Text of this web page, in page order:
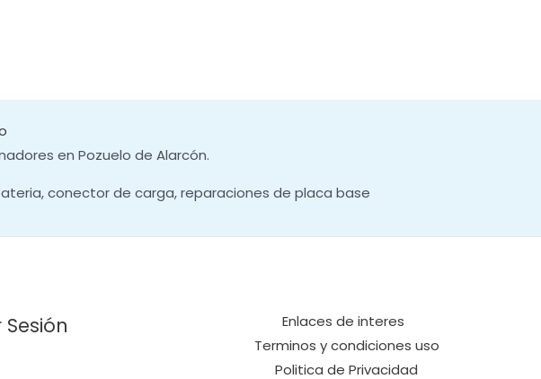
en Pozuelo de Alarcón.
conector de carga, reparaciones de placa base
Enlaces de interes
Terminos y condiciones uso
Politica de Privacidad